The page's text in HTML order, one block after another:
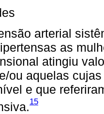
arterial
as
atingiu
ou aquelas
e que
15